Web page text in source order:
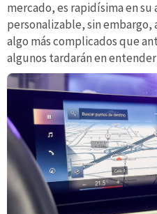
mercado, es rapidísima en
personalizable, sin embargo,
algo más complicados que
algunos tardarán en